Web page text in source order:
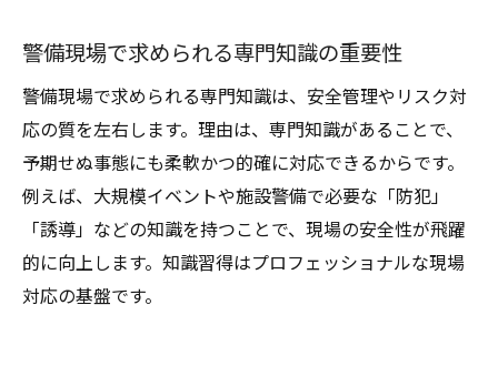
警備現場で求められる専門知識の重要性
警備現場で求められる専門知識は、安全管理やリスク対
応の質を左右します。理由は、専門知識があることで、
予期せぬ事態にも柔軟かつ的確に対応できるからです。
例えば、大規模イベントや施設警備で必要な「防犯」
「誘導」などの知識を持つことで、現場の安全性が飛躍
的に向上します。知識習得はプロフェッショナルな現場
対応の基盤です。